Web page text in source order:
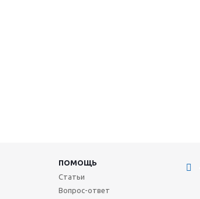
ПОМОЩЬ
Статьи
Вопрос-ответ